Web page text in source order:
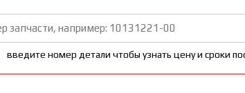
введите номер детали чтобы узнать цену и сроки